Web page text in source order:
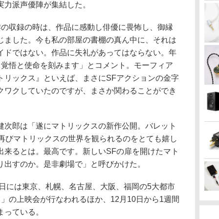
派声優陣が集結した。
収録の時は、作品に感動し俳優に畏怖し、御縁
ました。今も私の部屋の書棚の真ん中に、それは
ドではない。作品に失礼があってはならない。年
悟と使命を刻みます」とコメント。モーフィア
リックス』といえば、まさにSFアクションの金字
クしていたのですが、まさか関わることができ
郎は「遂にマトリックスの新作公開。バレット
びマトリックスの世界を観られるのをとても嬉し
るとは。最高です。新しいSFの扉を開けたマト
すのか。是非劇場で」と呼びかけた。
には東京、札幌、名古屋、大阪、福岡の5大都市
の上映会が行なわれるほか、12月10日から1週間
ている。